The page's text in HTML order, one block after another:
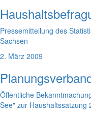
Pressemitteilung des
Sachsen
2. März 2009
Öffentliche
See" zur Haushaltssatzung